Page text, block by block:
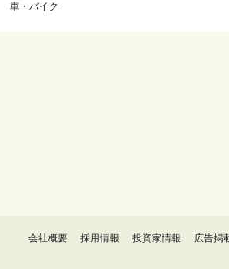
車・バイク
会社概要 採用情報 投資家情報 広告掲